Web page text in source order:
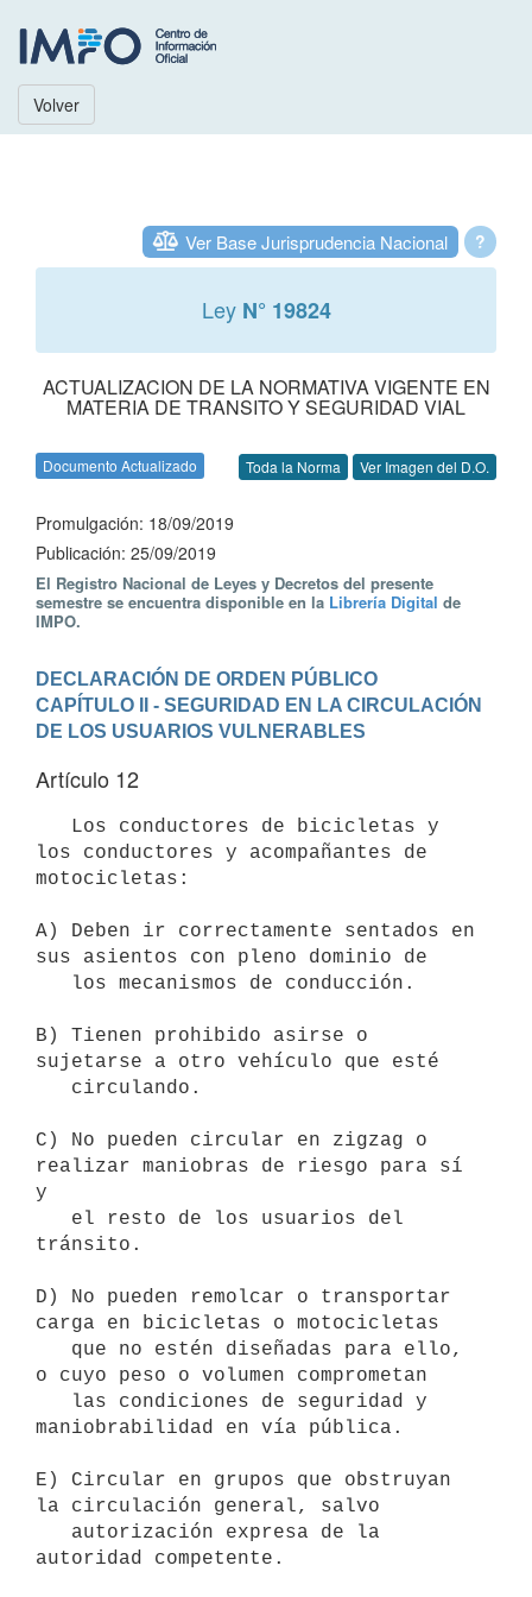
Volver
?
Ver Base Jurisprudencia Nacional
Ley N° 19824
ACTUALIZACION DE LA NORMATIVA VIGENTE EN
MATERIA DE TRANSITO Y SEGURIDAD VIAL
Documento Actualizado Toda la Norma Ver Imagen del D.O.
Promulgación: 18/09/2019
Publicación: 25/09/2019
El Registro Nacional de Leyes y Decretos del presente
semestre se encuentra disponible en la Librería Digital de
IMPO.
DECLARACIÓN DE ORDEN PÚBLICO
CAPÍTULO II - SEGURIDAD EN LA CIRCULACIÓN
DE LOS USUARIOS VULNERABLES
Artículo 12
los conductores y acompañantes de
motocicletas:
A) Deben ir correctamente sentados en
sus asientos con pleno dominio de
B) Tienen prohibido asirse o
sujetarse a otro vehículo que esté
C) No pueden circular en zigzag o
realizar maniobras de riesgo para sí
y
tránsito.
D) No pueden remolcar o transportar
carga en bicicletas o motocicletas
o cuyo peso o volumen comprometan
maniobrabilidad en vía pública.
E) Circular en grupos que obstruyan
la circulación general, salvo
autoridad competente.